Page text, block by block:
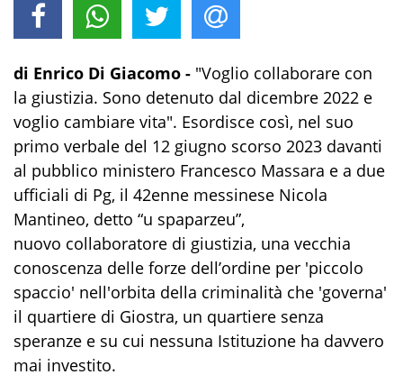
di Enrico Di Giacomo - "Voglio collaborare con
la giustizia. Sono detenuto dal dicembre 2022 e
voglio cambiare vita". Esordisce così, nel suo
primo verbale del 12 giugno scorso 2023 davanti
al pubblico ministero Francesco Massara e a due
ufficiali di Pg, il 42enne messinese Nicola
Mantineo, detto “u spaparzeu”,
nuovo collaboratore di giustizia, una vecchia
conoscenza delle forze dell’ordine per 'piccolo
spaccio' nell'orbita della criminalità che 'governa'
il quartiere di Giostra, un quartiere senza
speranze e su cui nessuna Istituzione ha davvero
mai investito.